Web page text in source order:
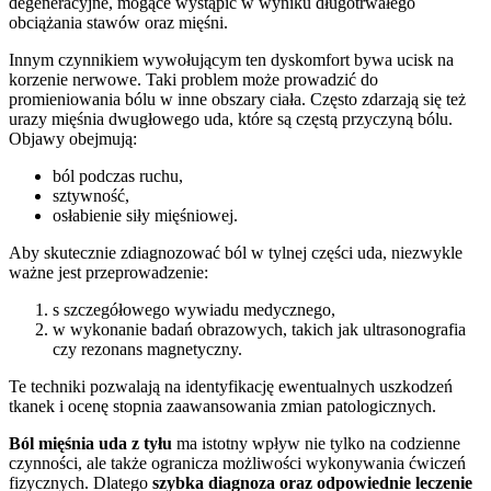
obciążania stawów oraz mięśni.
Innym czynnikiem wywołującym ten dyskomfort bywa ucisk na
korzenie nerwowe. Taki problem może prowadzić do
promieniowania bólu w inne obszary ciała. Często zdarzają się też
urazy mięśnia dwugłowego uda, które są częstą przyczyną bólu.
Objawy obejmują:
ból podczas ruchu,
sztywność,
osłabienie siły mięśniowej.
Aby skutecznie zdiagnozować ból w tylnej części uda, niezwykle
ważne jest przeprowadzenie:
s szczegółowego wywiadu medycznego,
w wykonanie badań obrazowych, takich jak ultrasonografia
czy rezonans magnetyczny.
Te techniki pozwalają na identyfikację ewentualnych uszkodzeń
tkanek i ocenę stopnia zaawansowania zmian patologicznych.
Ból mięśnia uda z tyłu ma istotny wpływ nie tylko na codzienne
czynności, ale także ogranicza możliwości wykonywania ćwiczeń
fizycznych. Dlatego szybka diagnoza oraz odpowiednie leczenie